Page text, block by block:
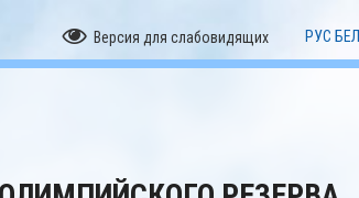
Версия для слабовидящих РУС БЕЛ